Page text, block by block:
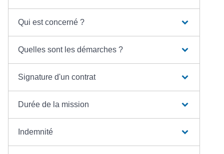
Qui est concerné ?
Quelles sont les démarches ?
Signature d'un contrat
Durée de la mission
Indemnité